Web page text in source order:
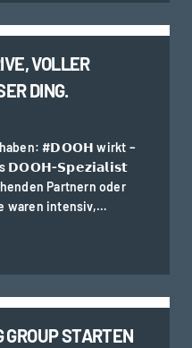
VOLLER
DING.
haben: #𝗗𝗢𝗢𝗛 wirkt –
𝗗𝗢𝗢𝗛-𝗦𝗽𝗲𝘇𝗶𝗮𝗹𝗶𝘀𝘁
Partnern oder
waren intensiv,…
GROUP STARTEN